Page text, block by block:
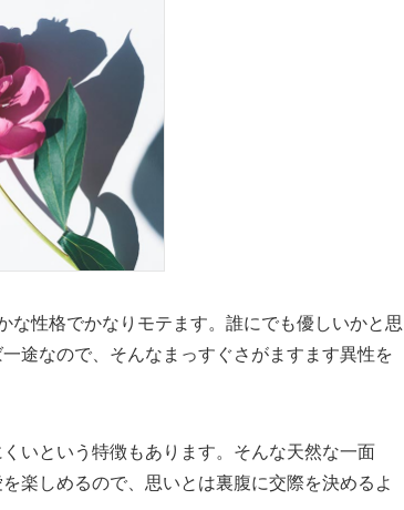
性格でかなりモテます。誰にでも優しいかと思
途なので、そんなまっすぐさがますます異性を
いという特徴もあります。そんな天然な一面
楽しめるので、思いとは裏腹に交際を決めるよ